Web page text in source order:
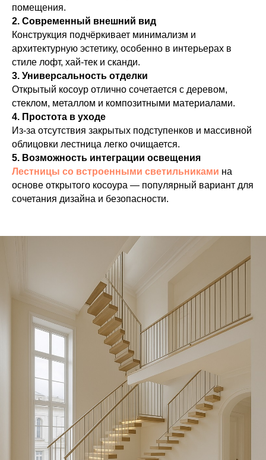
помещения.
2. Современный внешний вид
Конструкция подчёркивает минимализм и
архитектурную эстетику, особенно в интерьерах в
стиле лофт, хай-тек и сканди.
3. Универсальность отделки
Открытый косоур отлично сочетается с деревом,
стеклом, металлом и композитными материалами.
4. Простота в уходе
Из-за отсутствия закрытых подступенков и массивной
облицовки лестница легко очищается.
5. Возможность интеграции освещения
Лестницы со встроенными светильниками на
основе открытого косоура — популярный вариант для
сочетания дизайна и безопасности.